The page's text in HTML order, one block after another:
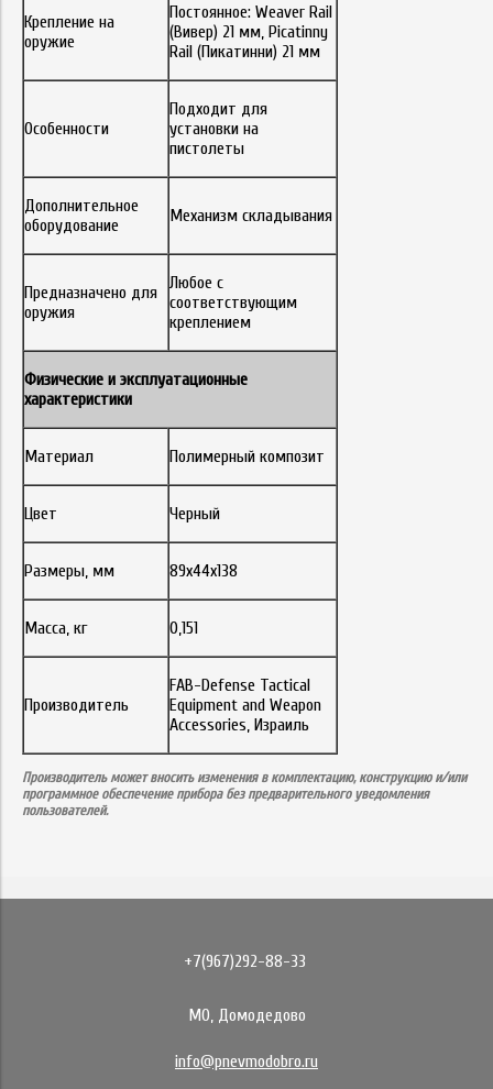
Крепление на
оружие
Постоянное: Weaver Rail
(Вивер) 21 мм, Picatinny
Rail (Пикатинни) 21 мм
Особенности
Подходит для
установки на
пистолеты
Дополнительное
оборудование
Механизм складывания
Предназначено для
оружия
Любое с
соответствующим
креплением
Физические и эксплуатационные
характеристики
Материал Полимерный композит
Цвет Черный
Размеры, мм 89х44х138
Масса, кг 0,151
Производитель
FAB-Defense Tactical
Equipment and Weapon
Accessories, Израиль
Производитель может вносить изменения в комплектацию, конструкцию и/или
программное обеспечение прибора без предварительного уведомления
пользователей.
+7(967)292-88-33
МО, Домодедово
info@pnevmodobro.ru